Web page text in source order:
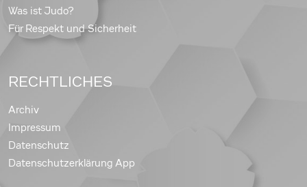
Was ist Judo?
Für Respekt und Sicherheit
RECHTLICHES
Archiv
Impressum
Datenschutz
Datenschutzerklärung App